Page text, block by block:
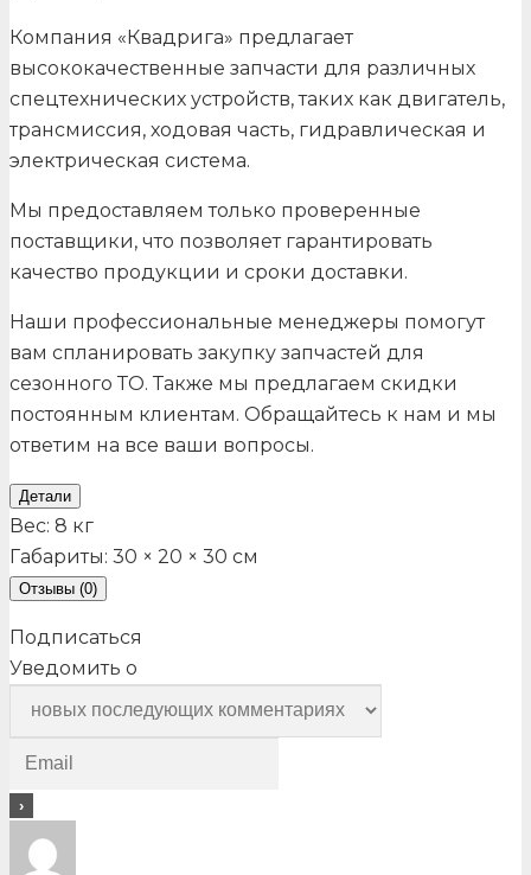
Компания «Квадрига» предлагает
высококачественные запчасти для различных
спецтехнических устройств, таких как двигатель,
трансмиссия, ходовая часть, гидравлическая и
электрическая система.
Мы предоставляем только проверенные
поставщики, что позволяет гарантировать
качество продукции и сроки доставки.
Наши профессиональные менеджеры помогут
вам спланировать закупку запчастей для
сезонного ТО. Также мы предлагаем скидки
постоянным клиентам. Обращайтесь к нам и мы
ответим на все ваши вопросы.
Детали
Вес: 8 кг
Габариты: 30 × 20 × 30 см
Отзывы (0)
Подписаться
Уведомить о